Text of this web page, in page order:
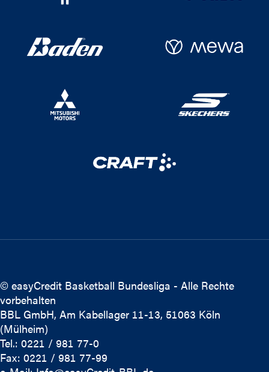
© easyCredit Basketball Bundesliga - Alle Rechte
vorbehalten
BBL GmbH, Am Kabellager 11-13, 51063 Köln
(Mülheim)
Tel.: 0221 / 981 77-0
Fax: 0221 / 981 77-99